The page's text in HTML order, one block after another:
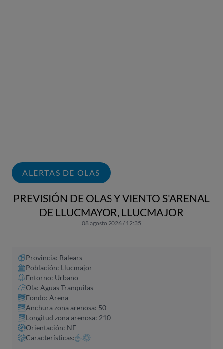
ALERTAS DE OLAS
PREVISIÓN DE OLAS Y VIENTO S'ARENAL
DE LLUCMAYOR, LLUCMAJOR
08 agosto 2026 / 12:35
Provincia: Balears
Población: Llucmajor
Entorno: Urbano
Ola: Aguas Tranquilas
Fondo: Arena
Anchura zona arenosa: 50
Longitud zona arenosa: 210
Orientación: NE
Características: